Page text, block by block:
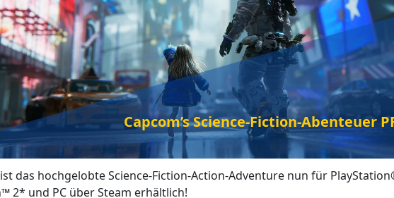
Capcom’s Science-Fiction-Abenteuer
das hochgelobte Science-Fiction-Action-Adventure nun für
2* und PC über Steam erhältlich!